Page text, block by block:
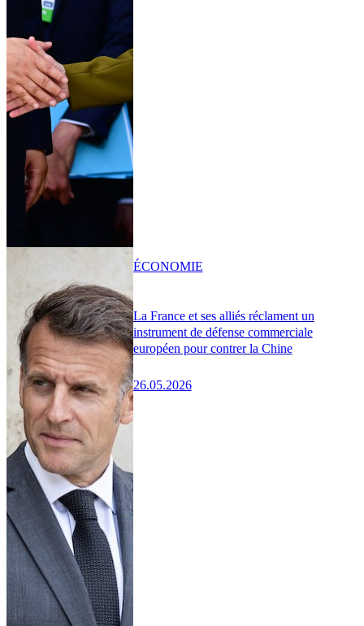
La France et ses alliés réclament un
instrument de défense commerciale
européen pour contrer la Chine
26.05.2026
ÉCONOMIE